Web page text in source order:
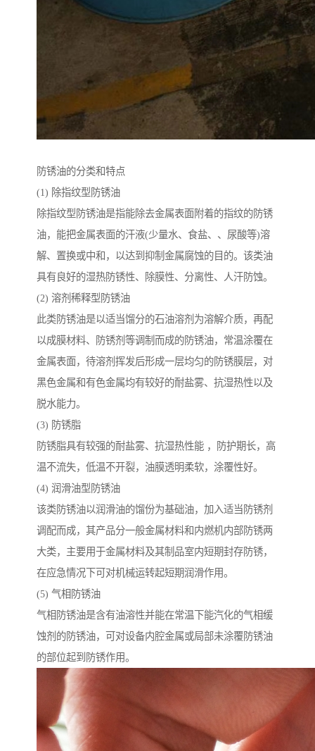
防锈油的分类和特点
(1) 除指纹型防锈油
除指纹型防锈油是指能除去金属表面附着的指纹的防锈
油，能把金属表面的汗液(少量水、食盐、、尿酸等)溶
解、置换或中和，以达到抑制金属腐蚀的目的。该类油
具有良好的湿热防锈性、除膜性、分离性、人汗防蚀。
(2) 溶剂稀释型防锈油
此类防锈油是以适当馏分的石油溶剂为溶解介质，再配
以成膜材料、防锈剂等调制而成的防锈油，常温涂覆在
金属表面，待溶剂挥发后形成一层均匀的防锈膜层，对
黑色金属和有色金属均有较好的耐盐雾、抗湿热性以及
脱水能力。
(3) 防锈脂
防锈脂具有较强的耐盐雾、抗湿热性能 ，防护期长，高
温不流失，低温不开裂，油膜透明柔软，涂覆性好。
(4) 润滑油型防锈油
该类防锈油以润滑油的馏份为基础油，加入适当防锈剂
调配而成，其产品分一般金属材料和内燃机内部防锈两
大类，主要用于金属材料及其制品室内短期封存防锈，
在应急情况下可对机械运转起短期润滑作用。
(5) 气相防锈油
气相防锈油是含有油溶性并能在常温下能汽化的气相缓
蚀剂的防锈油，可对设备内腔金属或局部未涂覆防锈油
的部位起到防锈作用。